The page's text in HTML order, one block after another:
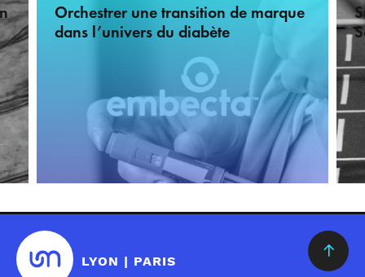
Orchestrer une transition de marque
dans l’univers du diabète
haut
LYON | PARIS